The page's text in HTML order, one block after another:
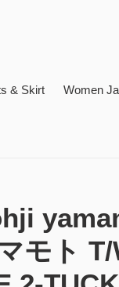
& Skirt Women
モト T/